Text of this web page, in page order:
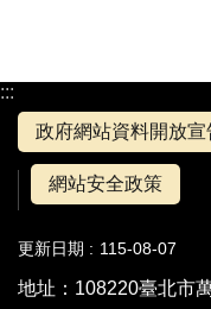
:::
政府網站資料開放宣
網站安全政策
更新日期 115-08-07
地址：108220臺北市